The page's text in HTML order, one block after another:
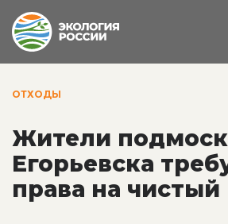
ОТХОДЫ
Жители
Егорьевска
права на чистый